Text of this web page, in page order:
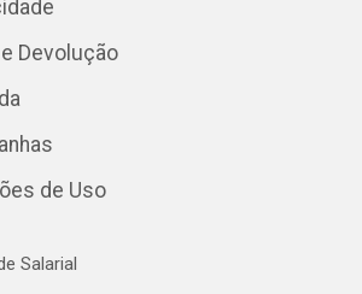
Devolução
de Uso
Salarial